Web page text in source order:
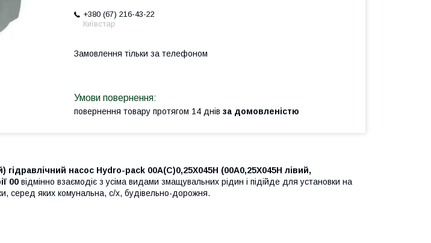
+380 (67) 216-43-22
Київстар
Замовлення тільки за телефоном
повернення товару протягом 14 днів за домовленістю
насос Hydro-pack 00A(C)0,25X045H (00A0,25X045H лівий,
00 відмінно взаємодіє з усіма видами змащувальних рідин і підійде для установки на
серед яких комунальна, с/х, будівельно-дорожня.